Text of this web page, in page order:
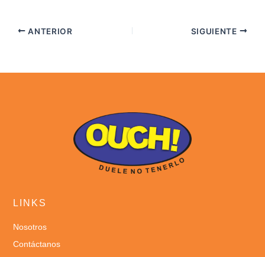
ANTERIOR SIGUIENTE
LINKS
Nosotros
Contáctanos